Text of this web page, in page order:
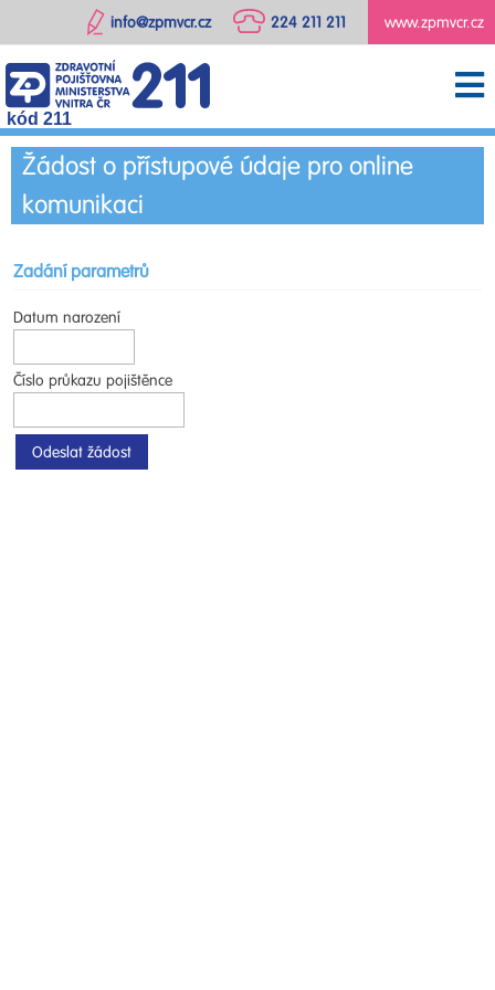
www.zpmvcr.cz
224 211 211
info@zpmvcr.cz
kód 211
Žádost o přístupové údaje pro online
komunikaci
Zadání parametrů
Datum narození
Číslo průkazu pojištěnce